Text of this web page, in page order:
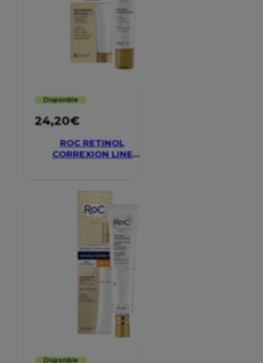
Disponible
24,20€
ROC RETINOL
CORREXION LINE
Disponible